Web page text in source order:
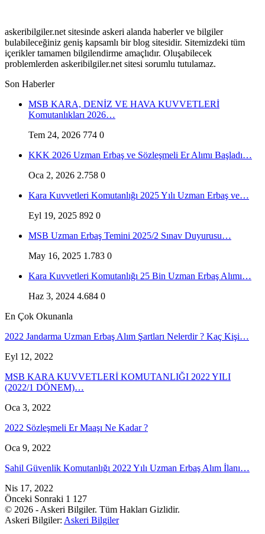
askeribilgiler.net sitesinde askeri alanda haberler ve bilgiler
bulabileceğiniz geniş kapsamlı bir blog sitesidir. Sitemizdeki tüm
içerikler tamamen bilgilendirme amaçlıdır. Oluşabilecek
problemlerden askeribilgiler.net sitesi sorumlu tutulamaz.
Son Haberler
MSB KARA, DENİZ VE HAVA KUVVETLERİ
Komutanlıkları 2026…
Tem 24, 2026 774 0
KKK 2026 Uzman Erbaş ve Sözleşmeli Er Alımı Başladı…
Oca 2, 2026 2.758 0
Kara Kuvvetleri Komutanlığı 2025 Yılı Uzman Erbaş ve…
Eyl 19, 2025 892 0
MSB Uzman Erbaş Temini 2025/2 Sınav Duyurusu…
May 16, 2025 1.783 0
Kara Kuvvetleri Komutanlığı 25 Bin Uzman Erbaş Alımı…
Haz 3, 2024 4.684 0
En Çok Okunanla
2022 Jandarma Uzman Erbaş Alım Şartları Nelerdir ? Kaç Kişi…
Eyl 12, 2022
MSB KARA KUVVETLERİ KOMUTANLIĞI 2022 YILI
(2022/1 DÖNEM)…
Oca 3, 2022
2022 Sözleşmeli Er Maaşı Ne Kadar ?
Oca 9, 2022
Sahil Güvenlik Komutanlığı 2022 Yılı Uzman Erbaş Alım İlanı…
Nis 17, 2022
Önceki Sonraki 1 127
© 2026 - Askeri Bilgiler. Tüm Hakları Gizlidir.
Askeri Bilgiler: Askeri Bilgiler